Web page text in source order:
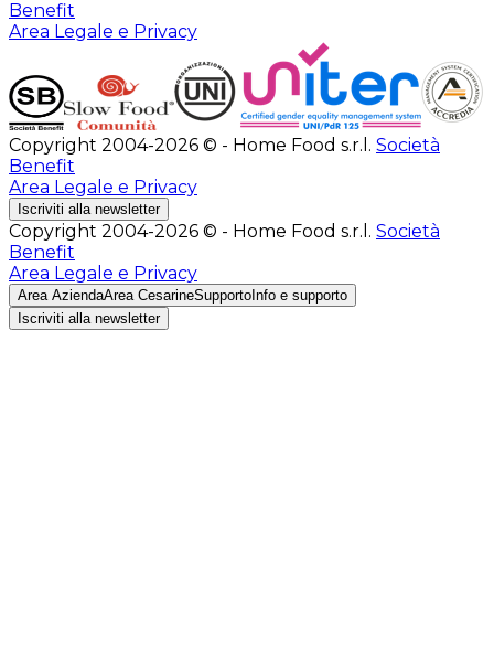
Benefit
Area Legale e Privacy
Copyright 2004-2026 © - Home Food s.r.l. Società
Benefit
Area Legale e Privacy
Iscriviti alla newsletter
Copyright 2004-2026 © - Home Food s.r.l. Società
Benefit
Area Legale e Privacy
Area AziendaArea CesarineSupporto Info e supporto
Iscriviti alla newsletter